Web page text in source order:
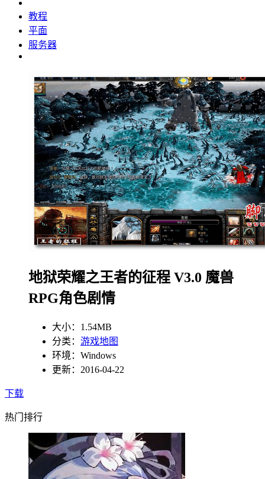
教程
平面
服务器
地狱荣耀之王者的征程 V3.0 魔兽
RPG角色剧情
大小：1.54MB
分类： 游戏地图
环境：Windows
更新：2016-04-22
下载
热门排行